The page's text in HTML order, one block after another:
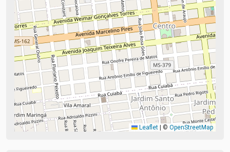
Leaflet | © OpenStreetMap